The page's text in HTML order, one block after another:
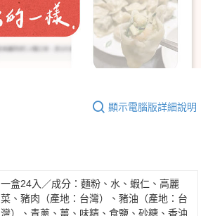
顯示電腦版詳細說明
一盒24入／成分：麵粉、水、蝦仁、高麗
菜、豬肉（產地：台灣）、豬油（產地：台
灣）、青蔥、薑、味精、食鹽、砂糖、香油